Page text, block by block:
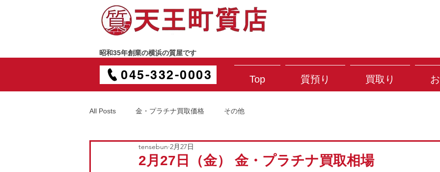
昭和35年創業の横浜の質屋です
045-332-0003 Top 質預り 買取り
All Posts 金・プラチナ買取価格 その他
2月27日（金） 金・プラチナ買取相場
tensebun 2月27日